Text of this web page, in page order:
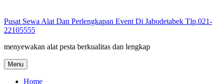
Pusat Sewa Alat Dan Perlengkapan Event Di Jabodetabek Tlp.021-
22105555
menyewakan alat pesta berkualitas dan lengkap
Menu
Home